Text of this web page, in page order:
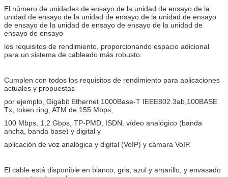
El número de unidades de ensayo de la unidad de ensayo de la
unidad de ensayo de la unidad de ensayo de la unidad de ensayo
de ensayo de la unidad de ensayo de ensayo de la unidad de
ensayo de ensayo
los requisitos de rendimiento, proporcionando espacio adicional
para un sistema de cableado más robusto.
Cumplen con todos los requisitos de rendimiento para aplicaciones
actuales y propuestas
por ejemplo, Gigabit Ethernet 1000Base-T IEEE802.3ab,100BASE
Tx, token ring, ATM de 155 Mbps,
100 Mbps, 1,2 Gbps, TP-PMD, ISDN, vídeo analógico (banda
ancha, banda base) y digital y
aplicación de voz analógica y digital (VoIP) y cámara VoIP.
El cable está disponible en blanco, gris, azul y amarillo, y envasado